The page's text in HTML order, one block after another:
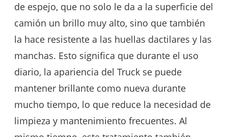
de espejo, que no solo le da a la superficie del
camión un brillo muy alto, sino que también
la hace resistente a las huellas dactilares y las
manchas. Esto significa que durante el uso
diario, la apariencia del Truck se puede
mantener brillante como nueva durante
mucho tiempo, lo que reduce la necesidad de
limpieza y mantenimiento frecuentes. Al